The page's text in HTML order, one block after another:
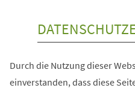
Durch die Nutzung dieser
einverstanden, dass diese